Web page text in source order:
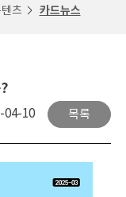
츠 카드뉴스
04-10 목록